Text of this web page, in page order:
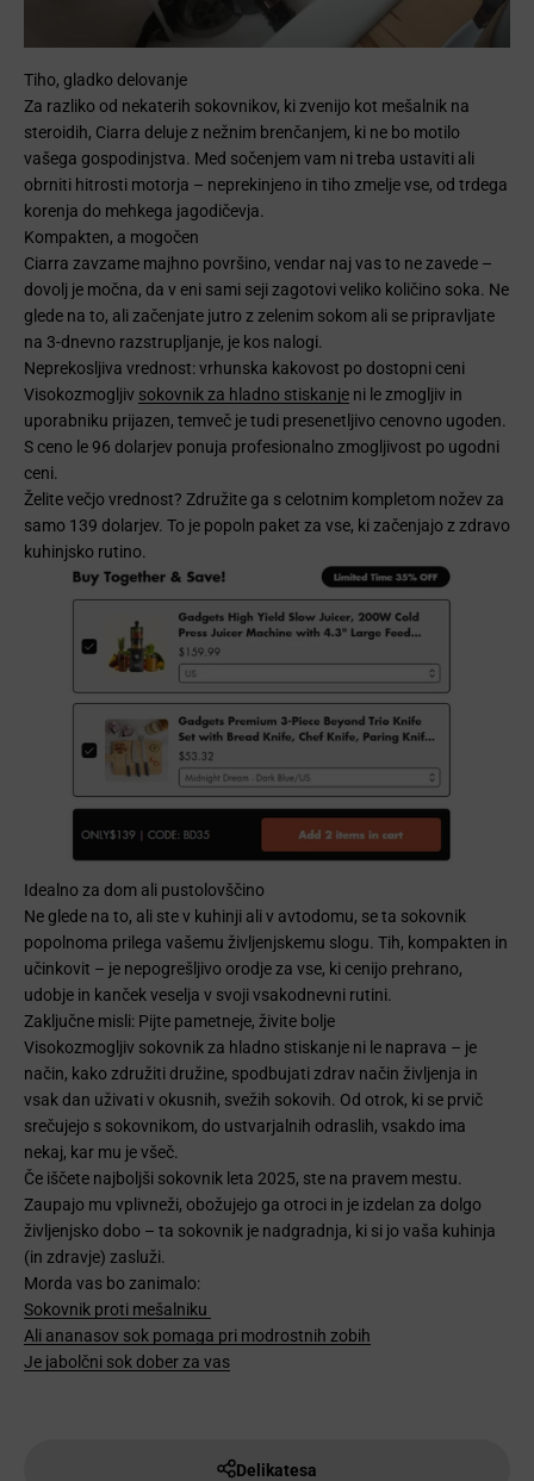
Tiho, gladko delovanje
Za razliko od nekaterih sokovnikov, ki zvenijo kot mešalnik na
steroidih, Ciarra deluje z nežnim brenčanjem, ki ne bo motilo
vašega gospodinjstva. Med sočenjem vam ni treba ustaviti ali
obrniti hitrosti motorja – neprekinjeno in tiho zmelje vse, od trdega
korenja do mehkega jagodičevja.
Kompakten, a mogočen
Ciarra zavzame majhno površino, vendar naj vas to ne zavede –
dovolj je močna, da v eni sami seji zagotovi veliko količino soka. Ne
glede na to, ali začenjate jutro z zelenim sokom ali se pripravljate
na 3-dnevno razstrupljanje, je kos nalogi.
Neprekosljiva vrednost: vrhunska kakovost po dostopni ceni
Visokozmogljiv sokovnik za hladno stiskanje ni le zmogljiv in
uporabniku prijazen, temveč je tudi presenetljivo cenovno ugoden.
S ceno le 96 dolarjev ponuja profesionalno zmogljivost po ugodni
ceni.
Želite večjo vrednost? Združite ga s celotnim kompletom nožev za
samo 139 dolarjev. To je popoln paket za vse, ki začenjajo z zdravo
kuhinjsko rutino.
Idealno za dom ali pustolovščino
Ne glede na to, ali ste v kuhinji ali v avtodomu, se ta sokovnik
popolnoma prilega vašemu življenjskemu slogu. Tih, kompakten in
učinkovit – je nepogrešljivo orodje za vse, ki cenijo prehrano,
udobje in kanček veselja v svoji vsakodnevni rutini.
Zaključne misli: Pijte pametneje, živite bolje
Visokozmogljiv sokovnik za hladno stiskanje ni le naprava – je
način, kako združiti družine, spodbujati zdrav način življenja in
vsak dan uživati ​​v okusnih, svežih sokovih. Od otrok, ki se prvič
srečujejo s sokovnikom, do ustvarjalnih odraslih, vsakdo ima
nekaj, kar mu je všeč.
Če iščete najboljši sokovnik leta 2025, ste na pravem mestu.
Zaupajo mu vplivneži, obožujejo ga otroci in je izdelan za dolgo
življenjsko dobo – ta sokovnik je nadgradnja, ki si jo vaša kuhinja
(in zdravje) zasluži.
Morda vas bo zanimalo:
Sokovnik proti mešalniku
Ali ananasov sok pomaga pri modrostnih zobih
Je jabolčni sok dober za vas
Delikatesa